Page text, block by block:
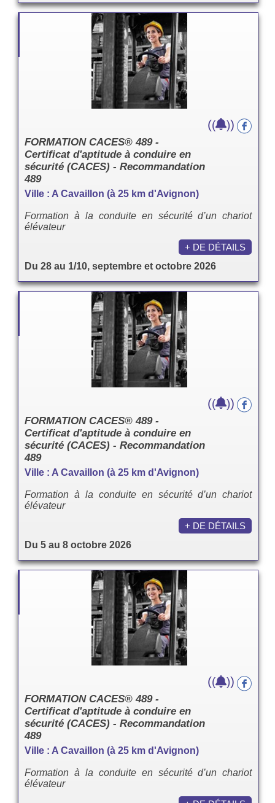
FORMATION CACES® 489 -
Certificat d'aptitude à conduire en
sécurité (CACES) - Recommandation
489
Ville : A Cavaillon (à 25 km d'Avignon)
Formation à la conduite en sécurité d’un chariot
élévateur
Du 28 au 1/10, septembre et octobre 2026
(( ))
+ DE DÉTAILS
FORMATION CACES® 489 -
Certificat d'aptitude à conduire en
sécurité (CACES) - Recommandation
489
Ville : A Cavaillon (à 25 km d'Avignon)
Formation à la conduite en sécurité d’un chariot
élévateur
Du 5 au 8 octobre 2026
(( ))
+ DE DÉTAILS
FORMATION CACES® 489 -
Certificat d'aptitude à conduire en
sécurité (CACES) - Recommandation
489
Ville : A Cavaillon (à 25 km d'Avignon)
Formation à la conduite en sécurité d’un chariot
élévateur
(( ))